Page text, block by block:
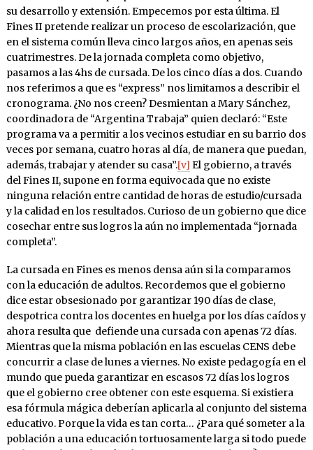
su desarrollo y extensión. Empecemos por esta última. El
Fines II pretende realizar un proceso de escolarización, que
en el sistema común lleva cinco largos años, en apenas seis
cuatrimestres. De la jornada completa como objetivo,
pasamos a las 4hs de cursada. De los cinco días a dos. Cuando
nos referimos a que es “express” nos limitamos a describir el
cronograma. ¿No nos creen? Desmientan a Mary Sánchez,
coordinadora de “Argentina Trabaja” quien declaró: “Este
programa va a permitir a los vecinos estudiar en su barrio dos
veces por semana, cuatro horas al día, de manera que puedan,
además, trabajar y atender su casa”.[v] El gobierno, a través
del Fines II, supone en forma equivocada que no existe
ninguna relación entre cantidad de horas de estudio/cursada
y la calidad en los resultados. Curioso de un gobierno que dice
cosechar entre sus logros la aún no implementada “jornada
completa”.
La cursada en Fines es menos densa aún si la comparamos
con la educación de adultos. Recordemos que el gobierno
dice estar obsesionado por garantizar 190 días de clase,
despotrica contra los docentes en huelga por los días caídos y
ahora resulta que defiende una cursada con apenas 72 días.
Mientras que la misma población en las escuelas CENS debe
concurrir a clase de lunes a viernes. No existe pedagogía en el
mundo que pueda garantizar en escasos 72 días los logros
que el gobierno cree obtener con este esquema. Si existiera
esa fórmula mágica deberían aplicarla al conjunto del sistema
educativo. Porque la vida es tan corta… ¿Para qué someter a la
población a una educación tortuosamente larga si todo puede